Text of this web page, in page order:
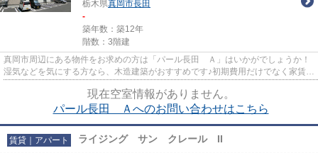
栃木県真岡市長田
-
築年数：築12年
階数：3階建
真岡市周辺にある物件をお求めの方は「パール長田 Ａ」はいかがでしょうか！
湿気などを気にする方なら、木造建築がおすすめです♪初期費用だけでなく家賃も
現在空室情報がありません。
パール長田 Ａへのお問い合わせはこちら
賃貸｜アパート ライジング サン クレール II